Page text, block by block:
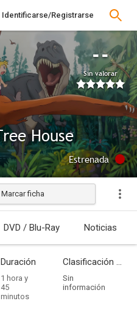
Identificarse/Registrarse
--
Sin valorar
House
Estrenada
Marcar ficha
DVD / Blu-Ray Noticias
Duración
1 hora y
45
minutos
Clasificación por edades
Sin
información